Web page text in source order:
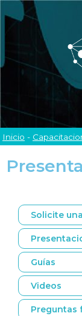
Inicio -
Solicite
Guías
Videos
Preguntas